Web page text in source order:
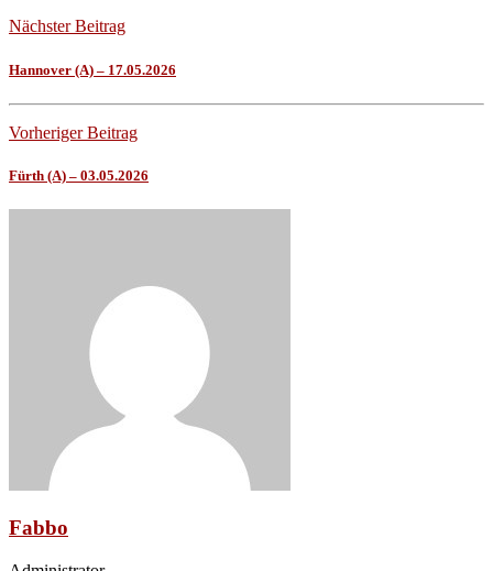
Nächster Beitrag
Hannover (A) – 17.05.2026
Vorheriger Beitrag
Fürth (A) – 03.05.2026
Fabbo